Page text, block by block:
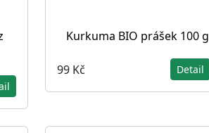
Kurkuma BIO prášek 100 g
99 Kč Detail